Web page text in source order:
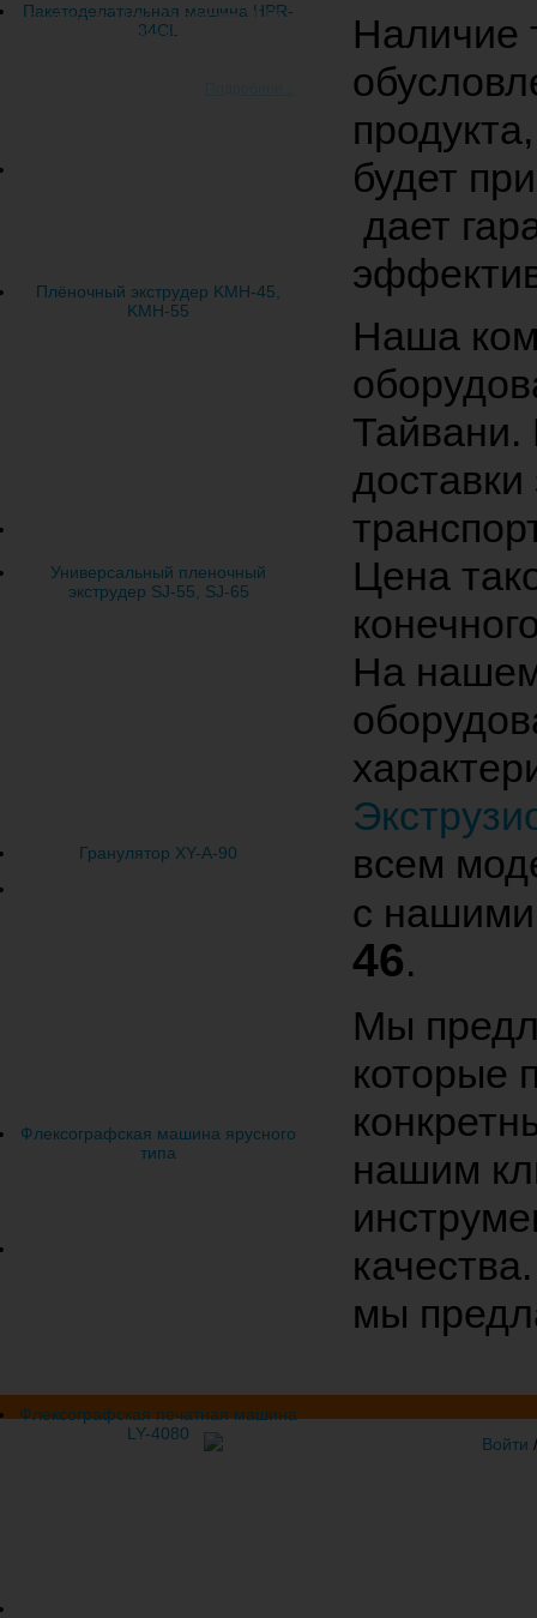
Пакетоделательная машина HPR-
34CL
Плёночный экструдер KMH-45,
KMH-55
Универсальный пленочный
экструдер SJ-55, SJ-65
Гранулятор XY-A-90
Флексографская машина ярусного
типа
Флексографская печатная машина
LY-4080
пройдет с 24 по 27 января 2017
года Россия, Москва, ЦВК
Наличие
будет
дает
Наша
Тайвани.
Цена
На нашем
всем
с
46.
Мы
которые
нашим
мы
- Виваком Войти